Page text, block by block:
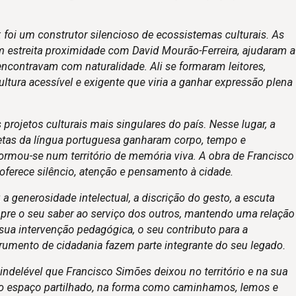
um construtor silencioso de ecossistemas culturais. As
proximidade com David Mourão-Ferreira, ajudaram a
com naturalidade. Ali se formaram leitores,
acessível e exigente que viria a ganhar expressão plena
culturais mais singulares do país. Nesse lugar, a
da língua portuguesa ganharam corpo, tempo e
se num território de memória viva. A obra de Francisco
silêncio, atenção e pensamento à cidade.
generosidade intelectual, a discrição do gesto, a escuta
o seu saber ao serviço dos outros, mantendo uma relação
intervenção pedagógica, o seu contributo para a
de cidadania fazem parte integrante do seu legado.
que Francisco Simões deixou no território e na sua
partilhado, na forma como caminhamos, lemos e